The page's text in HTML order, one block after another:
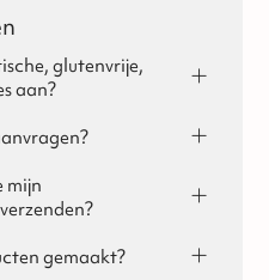
glutenvrije,
aan?
pagina's van Sinterklaas,
het proefpakket
mail. De kosten voor het
van de bestelling in
dit nog even bij ons aan!
mijn
zo vroeg mogelijk te
lang houdbaar en geen
gemaakt?